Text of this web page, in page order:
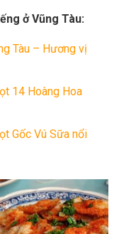
ở Vũng Tàu:
Tàu – Hương vị
14 Hoàng Hoa
Gốc Vú Sữa nổi